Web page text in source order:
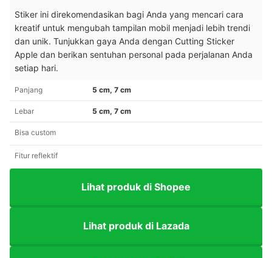
Stiker ini direkomendasikan bagi Anda yang mencari cara
kreatif untuk mengubah tampilan mobil menjadi lebih trendi
dan unik. Tunjukkan gaya Anda dengan Cutting Sticker
Apple dan berikan sentuhan personal pada perjalanan Anda
setiap hari.
Panjang 5 cm, 7 cm
Lebar 5 cm, 7 cm
Bisa custom
Fitur reflektif
Lihat produk di Shopee
Lihat produk di Lazada